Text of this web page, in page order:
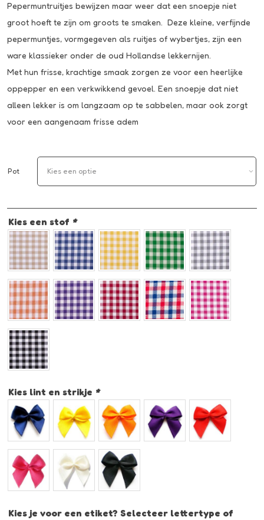
Pepermuntruitjes bewijzen maar weer dat een snoepje niet
groot hoeft te zijn om groots te smaken. Deze kleine, verfijnde
pepermuntjes, vormgegeven als ruitjes of wybertjes, zijn een
ware klassieker onder de oud Hollandse lekkernijen.
Met hun frisse, krachtige smaak zorgen ze voor een heerlijke
oppepper en een verkwikkend gevoel. Een snoepje dat niet
alleen lekker is om langzaam op te sabbelen, maar ook zorgt
voor een aangenaam frisse adem
Pot
Kies een stof *
Kies lint en strikje *
Kies je voor een etiket? Selecteer lettertype of